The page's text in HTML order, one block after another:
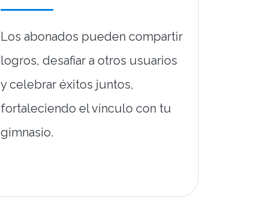
Los abonados pueden compartir
logros, desafiar a otros usuarios
y celebrar éxitos juntos,
fortaleciendo el vínculo con tu
gimnasio.